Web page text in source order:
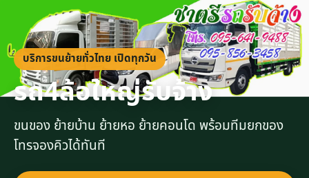
บริการขนย้ายทั่วไทย เปิดทุกวัน
รถ4ล้อใหญ่รับจ้าง
ขนของ ย้ายบ้าน ย้ายหอ ย้ายคอนโด พร้อมทีมยกของ
โทรจองคิวได้ทันที